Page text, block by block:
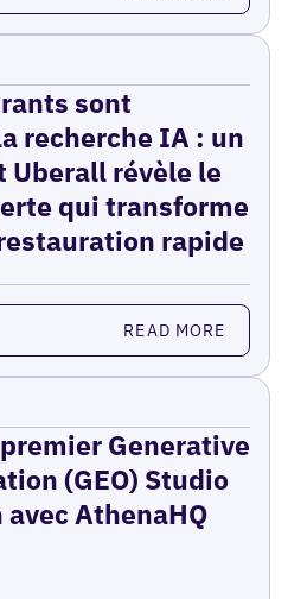
sont
recherche IA : un
Uberall révèle le
qui transforme
rapide
READ MORE
Generative
(GEO) Studio
AthenaHQ